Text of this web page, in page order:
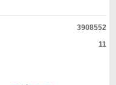
3908552
11